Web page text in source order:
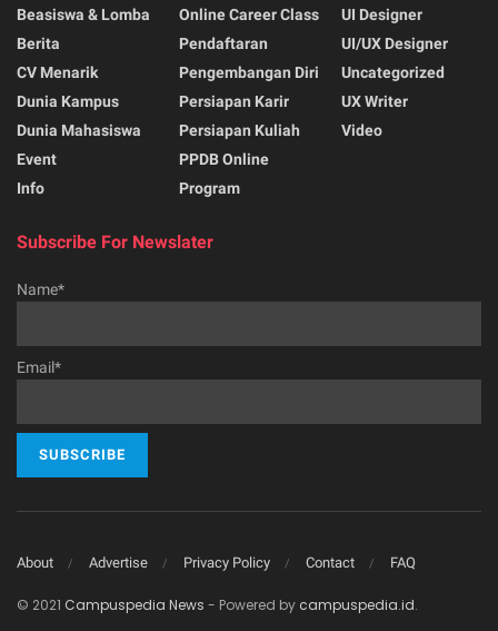
Beasiswa & Lomba
Berita
CV Menarik
Dunia Kampus
Dunia Mahasiswa
Event
Info
Online Career Class
Pendaftaran
Pengembangan Diri
Persiapan Karir
Persiapan Kuliah
PPDB Online
Program
UI Designer
UI/UX Designer
Uncategorized
UX Writer
Video
Subscribe For Newslater
Name*
Email*
About Advertise Privacy Policy Contact FAQ
© 2021 Campuspedia News - Powered by campuspedia.id.